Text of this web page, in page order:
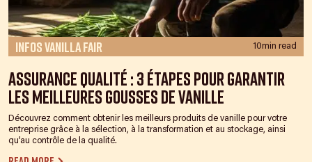
Infos Vanilla Fair 10min read
Assurance qualité : 3 étapes pour garantir
les meilleures gousses de vanille
Découvrez comment obtenir les meilleurs produits de vanille pour votre
entreprise grâce à la sélection, à la transformation et au stockage, ainsi
qu’au contrôle de la qualité.